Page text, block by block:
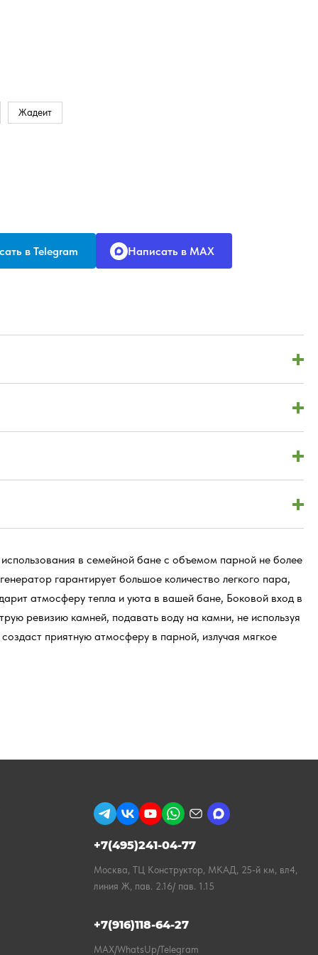
Жадеит
в Telegram Написать в MAX
в семейной бане с объемом парной не более
гарантирует большое количество легкого пара,
атмосферу тепла и уюта в вашей бане, Боковой вход в
ревизию камней, подавать воду на камни, не используя
приятную атмосферу в парной, излучая мягкое
+7(495)241-04-77
Москва, ТЦ Конструктор, МКАД, 25-й км, вл4,
линия Ж, пав. 2.16/ пав. 1.15
+7(916)118-64-27
MAX/WhatsUp/Telegram